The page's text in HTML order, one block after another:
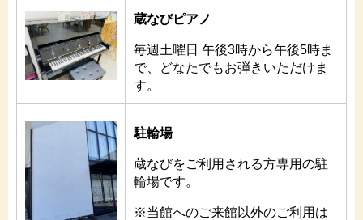
蔵なびピアノ
毎週土曜日 午後3時から午後5時ま
で、どなたでもお弾きいただけま
す。
駐輪場
蔵なびをご利用される方専用の駐
輪場です。
※当館へのご来館以外のご利用は